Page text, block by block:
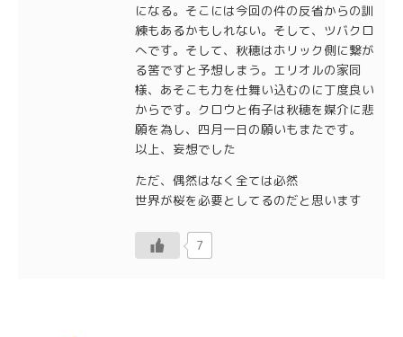
になる。そこには今回の件の反省からの訓
練もあるかもしれない。そして、ツバクロ
へです。そして、秋穂はホリック側に繋が
る筈ですと予想しまう。エリオルの家同
様、あそこも力を仕舞い込むのに丁度良い
からです。クロウと侑子は秋穂を媒介に悲
願を為し、四月一日の願いもまたです。
以上、妄想でした
ただ、偶然はなく全ては必然
世界が桜を必要としてるのだと思います
7